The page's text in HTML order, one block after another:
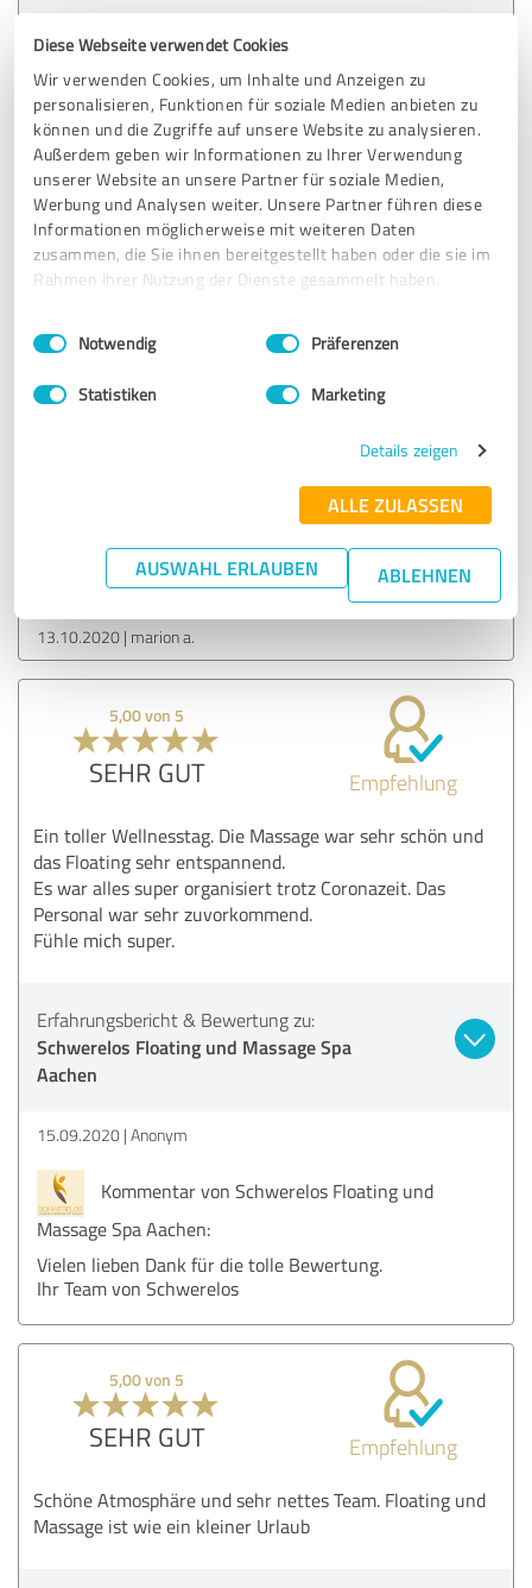
Diese Webseite verwendet Cookies
Wir verwenden Cookies, um Inhalte und Anzeigen zu
personalisieren, Funktionen für soziale Medien anbieten zu
können und die Zugriffe auf unsere Website zu analysieren.
Außerdem geben wir Informationen zu Ihrer Verwendung
unserer Website an unsere Partner für soziale Medien,
Werbung und Analysen weiter. Unsere Partner führen diese
Informationen möglicherweise mit weiteren Daten
zusammen, die Sie ihnen bereitgestellt haben oder die sie im
Rahmen Ihrer Nutzung der Dienste gesammelt haben.
Impressum Datenschutzbestimmungen
Einwilligungsauswahl
Notwendig Präferenzen
Statistiken Marketing
Details zeigen
ALLE ZULASSEN
AUSWAHL ERLAUBEN ABLEHNEN
Schwerelos Floating und Massage Spa
Aachen
20.10.2020 Anonym
5,00 von 5
SEHR GUT Empfehlung
Hallo, ich war am 12.10.20 wieder mal beim Floating, es
war immer wundervoll. Nach der Behandlung geht es mir
schon viel besser, ich habe in beiden Schultern Arthrose.
Der Service war auch wie immer zu vorkommend.
Erfahrungsbericht & Bewertung zu:
Schwerelos Floating und Massage Spa
13.10.2020 marion a.
5,00 von 5
SEHR GUT Empfehlung
Ein toller Wellnesstag. Die Massage war sehr schön und
das Floating sehr entspannend.
Es war alles super organisiert trotz Coronazeit. Das
Personal war sehr zuvorkommend.
Fühle mich super.
Erfahrungsbericht & Bewertung zu:
Schwerelos Floating und Massage Spa
Aachen
15.09.2020 Anonym
Kommentar von Schwerelos Floating und
Massage Spa Aachen:
Vielen lieben Dank für die tolle Bewertung.
Ihr Team von Schwerelos
5,00 von 5
SEHR GUT Empfehlung
Schöne Atmosphäre und sehr nettes Team. Floating und
Massage ist wie ein kleiner Urlaub